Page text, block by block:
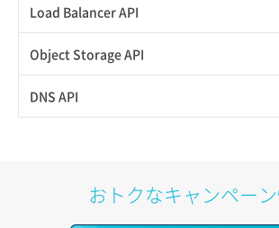
QoSポリシー一覧取得
QoSポリシー詳細取得
サブネット一覧取得
サブネット詳細取得
Load Balancer API
プール一覧取得
プール作成
Object Storage API
Web公開
DNS API
おトクなキャンペー